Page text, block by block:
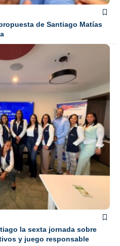
de Santiago Matías
la sexta jornada sobre
y juego responsable